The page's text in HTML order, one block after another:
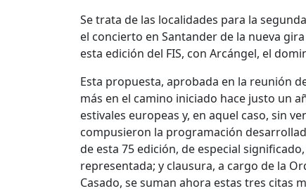
Se trata de las localidades para la
el concierto en Santander de la nueva
esta edición del FIS, con Arcángel, el
Esta propuesta, aprobada en la reunión
más en el camino iniciado hace justo un
estivales europeas y, en aquel caso, sin
compusieron la programación
de esta 75 edición, de especial
representada; y clausura, a cargo de la
Casado, se suman ahora estas tres citas